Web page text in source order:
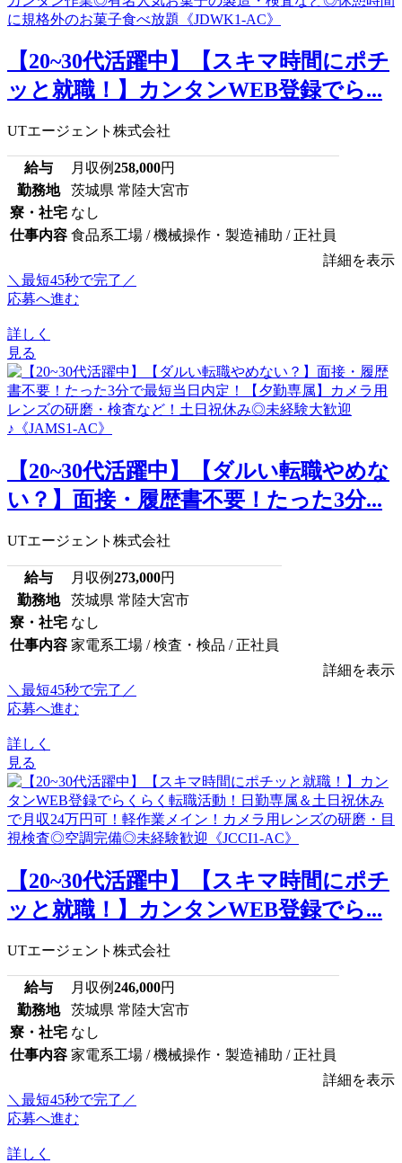
【20~30代活躍中】【スキマ時間にポチ
ッと就職！】カンタンWEB登録でら...
UTエージェント株式会社
給与 月収例258,000円
勤務地
茨城県 常陸大宮市
寮・社宅 なし
仕事内容 食品系工場 / 機械操作・製造補助 / 正社員
詳細を表示
＼最短45秒で完了／
応募へ進む
詳しく
見る
【20~30代活躍中】【ダルい転職やめな
い？】面接・履歴書不要！たった3分...
UTエージェント株式会社
給与 月収例273,000円
勤務地
茨城県 常陸大宮市
寮・社宅 なし
仕事内容 家電系工場 / 検査・検品 / 正社員
詳細を表示
＼最短45秒で完了／
応募へ進む
詳しく
見る
【20~30代活躍中】【スキマ時間にポチ
ッと就職！】カンタンWEB登録でら...
UTエージェント株式会社
給与 月収例246,000円
勤務地
茨城県 常陸大宮市
寮・社宅 なし
仕事内容 家電系工場 / 機械操作・製造補助 / 正社員
詳細を表示
＼最短45秒で完了／
応募へ進む
詳しく